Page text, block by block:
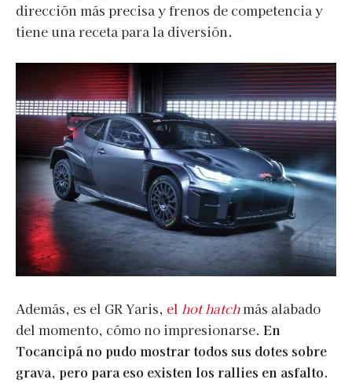
dirección más precisa y frenos de competencia y
tiene una receta para la diversión.
Además, es el GR Yaris, el hot hatchmás alabado
del momento, cómo no impresionarse. En
Tocancipá no pudo mostrar todos sus dotes sobre
grava, pero para eso existen los rallies en asfalto.